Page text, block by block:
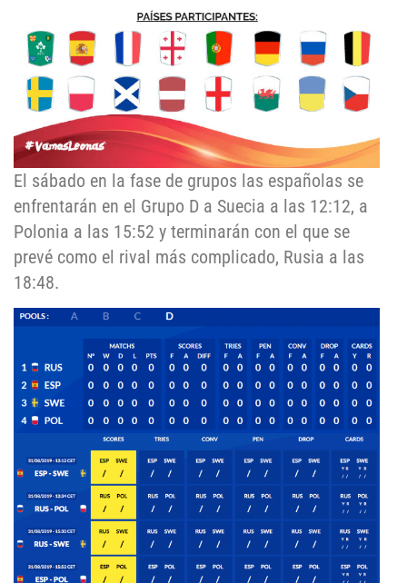
El sábado en la fase de grupos las españolas se
enfrentarán en el Grupo D a Suecia a las 12:12, a
Polonia a las 15:52 y terminarán con el que se
prevé como el rival más complicado, Rusia a las
18:48.